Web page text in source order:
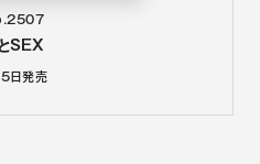
SEX
日発売